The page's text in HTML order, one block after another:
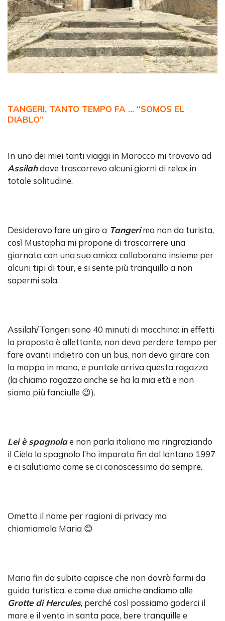
TANGERI, TANTO TEMPO FA … “SOMOS EL
DIABLO”
In uno dei miei tanti viaggi in Marocco mi trovavo ad
Assilahdove trascorrevo alcuni giorni di relax in
totale solitudine.
Desideravo fare un giro a Tangeri ma non da turista,
così Mustapha mi propone di trascorrere una
giornata con una sua amica: collaborano insieme per
alcuni tipi di tour, e si sente più tranquillo a non
sapermi sola.
Assilah/Tangeri sono 40 minuti di macchina: in effetti
la proposta è allettante, non devo perdere tempo per
fare avanti indietro con un bus, non devo girare con
la mappa in mano, e puntale arriva questa ragazza
(la chiamo ragazza anche se ha la mia età e non
siamo più fanciulle 😉).
Lei è spagnolae non parla italiano ma ringraziando
il Cielo lo spagnolo l’ho imparato fin dal lontano 1997
e ci salutiamo come se ci conoscessimo da sempre.
Ometto il nome per ragioni di privacy ma
chiamiamola Maria 😊
Maria fin da subito capisce che non dovrà farmi da
guida turistica, e come due amiche andiamo alle
Grotte di Hercules, perché così possiamo goderci il
mare e il vento in santa pace, bere tranquille e